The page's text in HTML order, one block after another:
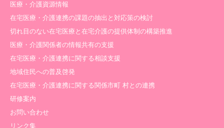
医療・介護資源情報
在宅医療・介護連携の課題の抽出と対応策の検討
切れ目のない在宅医療と在宅介護の提供体制の構築推進
医療・介護関係者の情報共有の支援
在宅医療・介護連携に関する相談支援
地域住民への普及啓発
在宅医療・介護連携に関する関係市町 村との連携
研修案内
お問い合わせ
リンク集